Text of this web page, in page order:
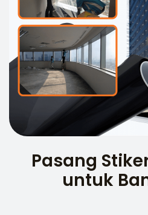
Pasang
untuk